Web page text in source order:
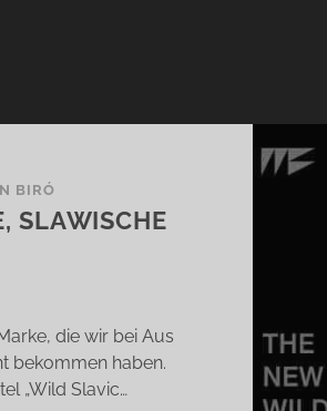
BIRÓ
SLAWISCHE
die wir bei Aus
bekommen haben.
„Wild Slavic…